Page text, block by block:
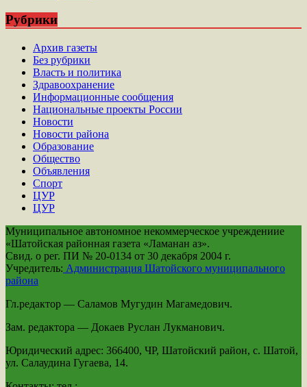
Рубрики
Архив газеты
Без рубрики
Власть и политика
Здравоохранение
Информационные сообщения
Национальные проекты России
Новости
Новости района
Образование
Общество
Объявления
Спорт
ЦУР
ЦУР
Муниципальное автономное некоммерческое учреждениие
«Шатойская районная газета «Ламанан аз».
Свид. о рег. ПИ № 20-0134 от 30 декабря 2004 г.
Учредитель: Администрация Шатойского муниципального
района
Гл.редактор — Саламов Мугудин Магамедович.
Зам. редактора — Докаев Руслан Лукманович.
Юридический адрес: 366400, ЧР, Шатойский район, с. Шатой,
ул. Салаудина Гугаева, 14.